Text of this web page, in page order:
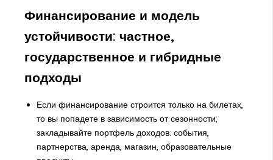
Финансирование и модель
устойчивости: частное,
государственное и гибридные
подходы
Если финансирование строится только на билетах,
то вы попадете в зависимость от сезонности;
закладывайте портфель доходов: события,
партнерства, аренда, магазин, образовательные